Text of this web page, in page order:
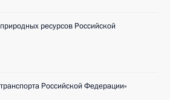
ресурсов Российской
Российской Федерации»